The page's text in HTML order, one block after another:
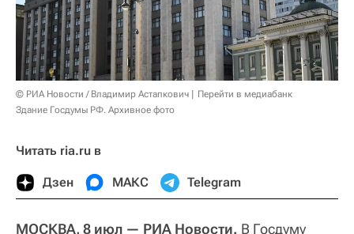
© РИА Новости / Владимир Астапкович
Перейти в медиабанк
Здание Госдумы РФ. Архивное фото
Читать ria.ru в
Дзен МАКС Telegram
МОСКВА, 8 июл — РИА Новости. В Госдуму